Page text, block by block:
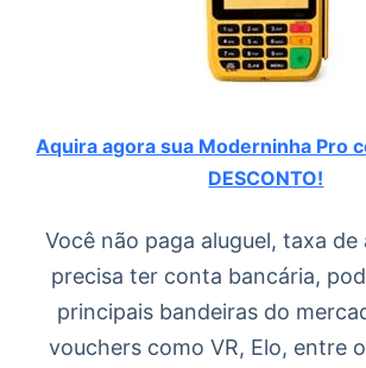
Aquira agora sua Moderninha Pro
DESCONTO!
Você não paga aluguel, taxa de
precisa ter conta bancária,
principais bandeiras do
vouchers como VR, Elo, entre